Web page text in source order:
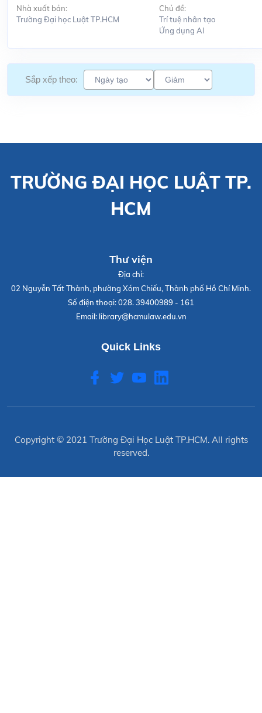
Nhà xuất bản:
Trường Đại học Luật TP.HCM
Chủ đề:
Trí tuệ nhân tạo
Ứng dụng Al
Sắp xếp theo:
TRƯỜNG ĐẠI HỌC LUẬT TP.
HCM
Thư viện
Địa chỉ:
02 Nguyễn Tất Thành, phường Xóm Chiếu, Thành phố Hồ Chí Minh.
Số điện thoại:028. 39400989 - 161
Email: library@hcmulaw.edu.vn
Quick Links
Copyright © 2021 Trường Đại Học Luật TP.HCM. All rights
reserved.